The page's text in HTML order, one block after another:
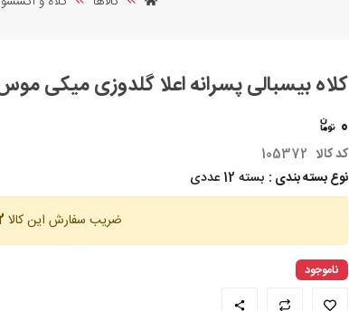
کلاه بیسبالی پسرانه اعلا گلدوزی میکی
0
کد کالا 105372
نوع بسته بندی : بسته 12 عددی
ضریب سفارش این کالا
ناموجود